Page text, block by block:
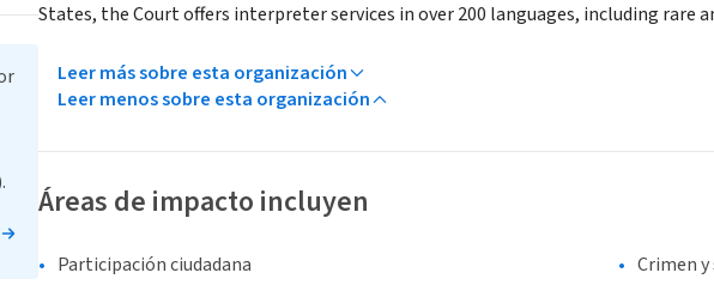
States, the Court offers interpreter services in over 200 languages, including rare
Leer más sobre esta organización
Leer menos sobre esta organización
Áreas de impacto incluyen
Participación ciudadana Crimen y